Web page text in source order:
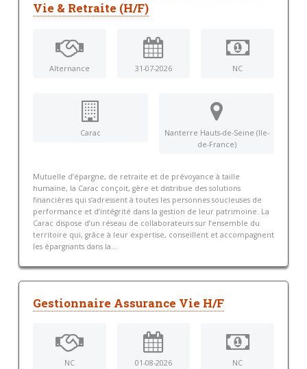
Vie & Retraite (H/F)
Alternance 31-07-2026 NC
Carac
Nanterre Hauts-de-Seine (Ile-
de-France)
Mutuelle d’épargne, de retraite et de prévoyance à taille
humaine, la Carac conçoit, gère et distribue des solutions
financières qui s’adressent à toutes les personnes soucieuses de
performance et d’intégrité dans la gestion de leur patrimoine. La
Carac dispose d’un réseau de collaborateurs sur l’ensemble du
territoire qui, grâce à leur expertise, conseillent et accompagnent
les épargnants dans la...
Gestionnaire Assurance Vie H/F
NC 01-08-2026 NC